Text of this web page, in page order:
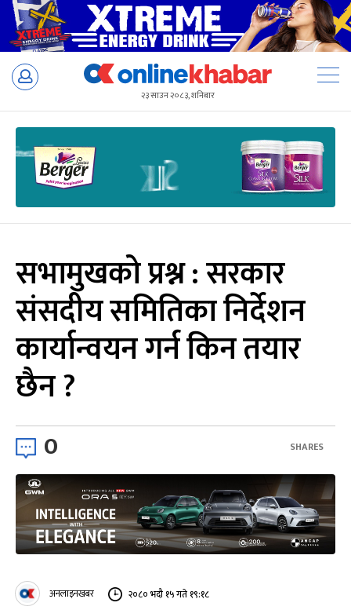
Skip
२३ साउन २०८३, शनिबार
सभामुखको प्रश्न : सरकार
संसदीय समितिका निर्देशन
कार्यान्वयन गर्न किन तयार
छैन ?
0 SHARES
अनलाइनखबर २०८० भदौ १५ गते १९:१८